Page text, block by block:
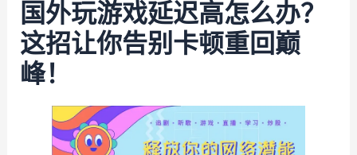
国外玩游戏延迟高怎么办？
这招让你告别卡顿重回巅
峰！